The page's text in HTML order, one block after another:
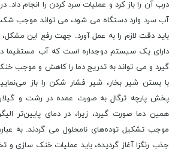
درب آن را باز کرد و عملیات سرد کردن را انجام
آب سرد وارد دستگاه می شود، می تواند موجب
باید دقت لازم را به عمل آورد. جهت رفع این
دارای یک سیستم دوجداره است که آب مستقیما در
‌گیرد و می تواند به تدریج دما را کاهش و موجب
با بستن شیر بخار، شیر فشار شکن را باز
پخش پارچه ترگال به صورت عمده در رشت و
همین دما صورت گیرد، زیرا، در دمای پایین‌تر
موجب تشکیل توده‌های نامحلول می‌ گردند. به
جذب رنگزا آغاز گردیده، باید عملیات خنک سازی و